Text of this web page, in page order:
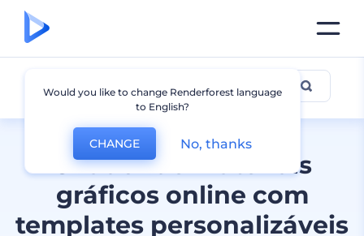
Criador de materiais
gráficos online com
templates personalizáveis
Todos designs
Would you like to change Renderforest language
to English?
CHANGE No, thanks